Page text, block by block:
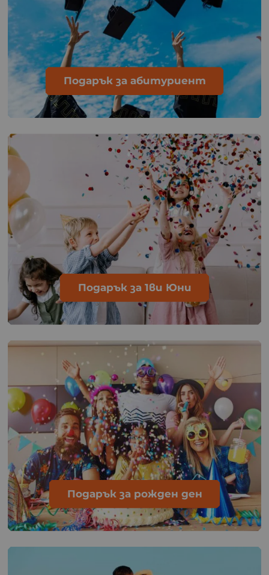
Подарък за абитуриент
Подарък за 1ви Юни
Подарък за рожден ден